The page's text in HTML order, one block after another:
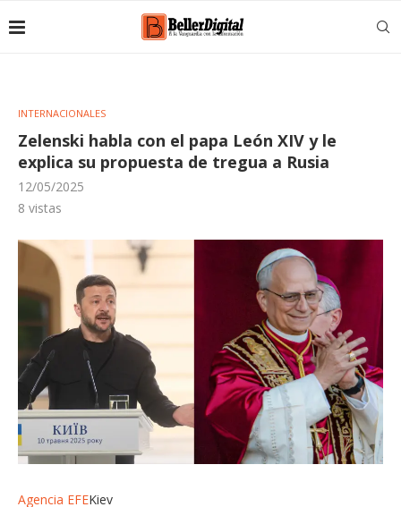
INTERNACIONALES
Zelenski habla con el papa León XIV y le
explica su propuesta de tregua a Rusia
12/05/2025
8 vistas
Agencia EFEKiev